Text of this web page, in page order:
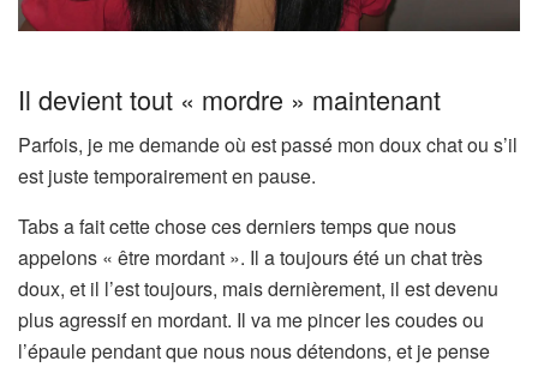
Il devient tout « mordre » maintenant
Parfois, je me demande où est passé mon doux chat ou s’il
est juste temporairement en pause.
Tabs a fait cette chose ces derniers temps que nous
appelons « être mordant ». Il a toujours été un chat très
doux, et il l’est toujours, mais dernièrement, il est devenu
plus agressif en mordant. Il va me pincer les coudes ou
l’épaule pendant que nous nous détendons, et je pense